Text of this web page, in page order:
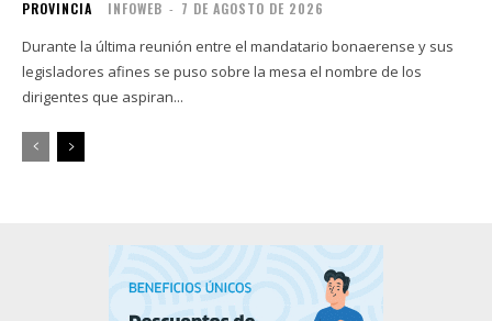
PROVINCIA INFOWEB - 7 DE AGOSTO DE 2026
Durante la última reunión entre el mandatario bonaerense y sus
legisladores afines se puso sobre la mesa el nombre de los
dirigentes que aspiran...